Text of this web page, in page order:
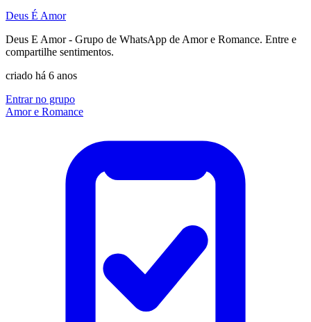
Deus É Amor
Deus E Amor - Grupo de WhatsApp de Amor e Romance. Entre e
compartilhe sentimentos.
criado há 6 anos
Entrar no grupo
Amor e Romance